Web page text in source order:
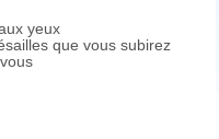
yeux
que vous subirez